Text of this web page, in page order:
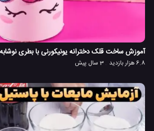
آموزش ساخت قلک دخترانه یونیکورنی با بطری
6.8 هزار بازدید 3 سال پیش